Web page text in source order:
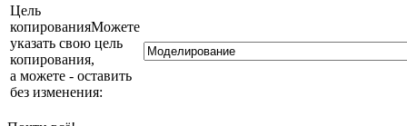
Цель
копированияМожете
указать свою цель
копирования,
а можете - оставить
без изменения: